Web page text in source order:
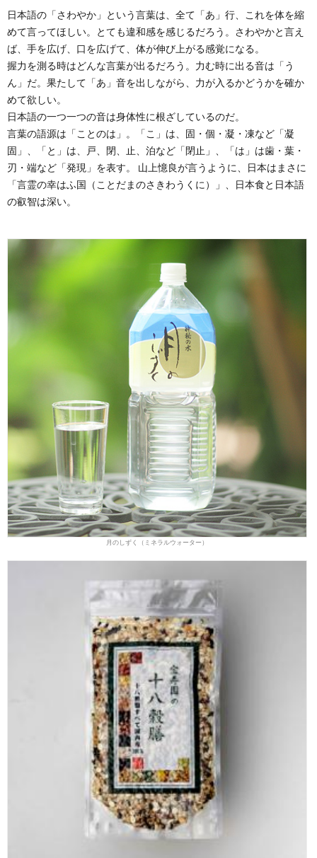
日本語の「さわやか」という言葉は、全て「あ」行、これを体を縮
めて言ってほしい。とても違和感を感じるだろう。さわやかと言え
ば、手を広げ、口を広げて、体が伸び上がる感覚になる。
握力を測る時はどんな言葉が出るだろう。力む時に出る音は「う
ん」だ。果たして「あ」音を出しながら、力が入るかどうかを確か
めて欲しい。
日本語の一つ一つの音は身体性に根ざしているのだ。
言葉の語源は「ことのは」。「こ」は、固・個・凝・凍など「凝
固」、「と」は、戸、閉、止、泊など「閉止」、「は」は歯・葉・
刃・端など「発現」を表す。 山上憶良が言うように、日本はまさに
「言霊の幸はふ国（ことだまのさきわうくに）」、日本食と日本語
の叡智は深い。
月のしずく（ミネラルウォーター）